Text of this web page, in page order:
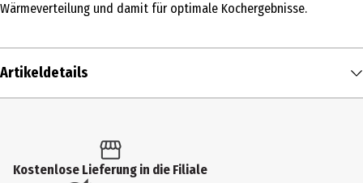
Wärmeverteilung und damit für optimale Kochergebnisse.
Artikeldetails
Produkttyp
Kostenlose Lieferung in die Filiale